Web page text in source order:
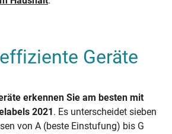
Geräte
erkennen Sie am besten mit
2021. Es unterscheidet sieben
von A (beste Einstufung) bis G